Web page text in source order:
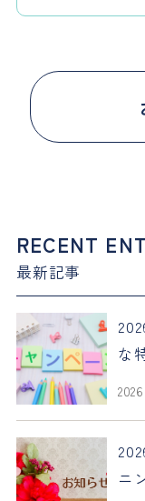
RECENT
最新記事
な
ニ